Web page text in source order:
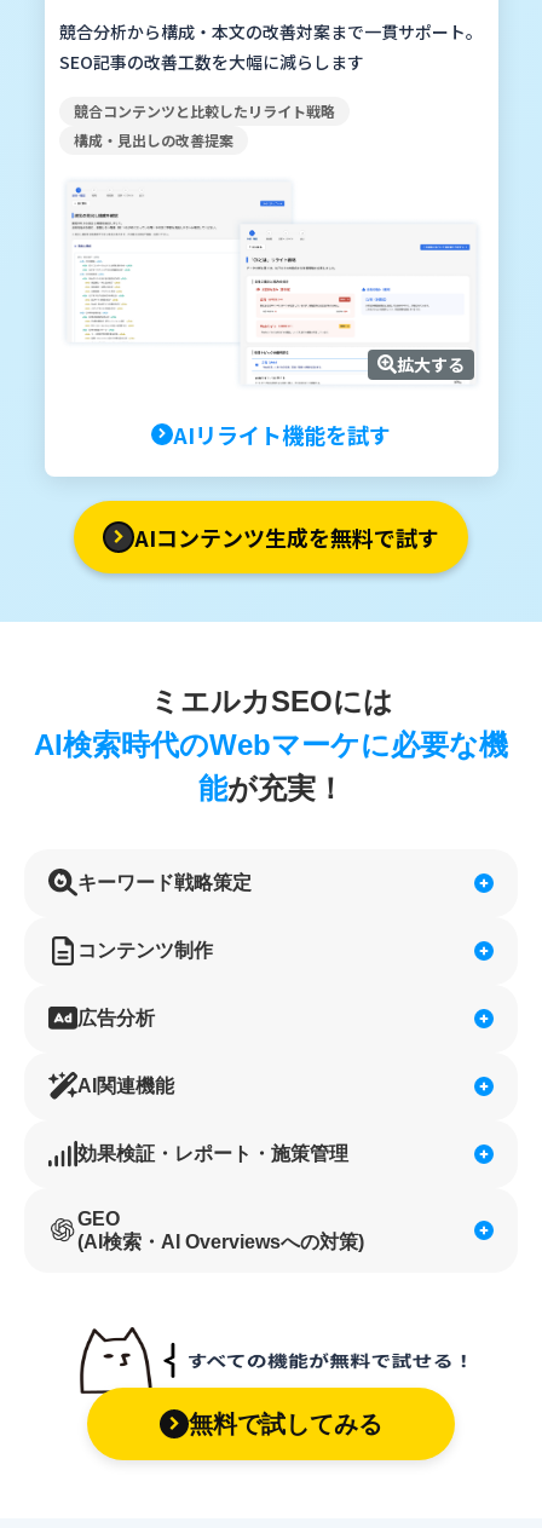
競合分析から構成・本文の改善対案まで一貫サポート。
SEO記事の改善工数を大幅に減らします
競合コンテンツと比較したリライト戦略
構成・見出しの改善提案
AIリライト機能を試す
拡大する
AIコンテンツ生成を無料で試す
ミエルカSEOには
AI検索時代のWebマーケに必要な機
能が充実！
キーワード戦略策定
コンテンツ制作
広告分析
AI関連機能
効果検証・レポート・施策管理
GEO
(AI検索・AI Overviewsへの対策)
無料で試してみる